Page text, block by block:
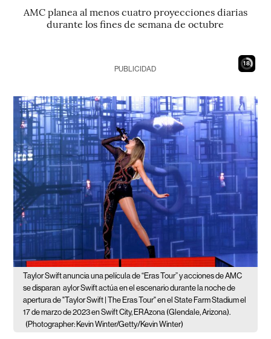
AMC planea al menos cuatro proyecciones diarias
durante los fines de semana de octubre
17
PUBLICIDAD
Taylor Swift anuncia una película de “Eras Tour” y acciones de AMC
se disparan aylor Swift actúa en el escenario durante la noche de
apertura de "Taylor Swift | The Eras Tour" en el State Farm Stadium el
17 de marzo de 2023 en Swift City, ERAzona (Glendale, Arizona).
(Photographer: Kevin Winter/Getty/Kevin Winter)